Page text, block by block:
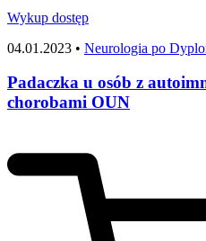
Wykup dostęp
04.01.2023 • Neurologia po
Padaczka u osób z
chorobami OUN